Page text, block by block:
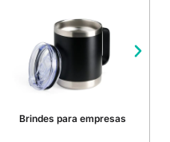
Brindes para empresas